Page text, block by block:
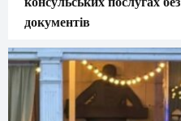
документів